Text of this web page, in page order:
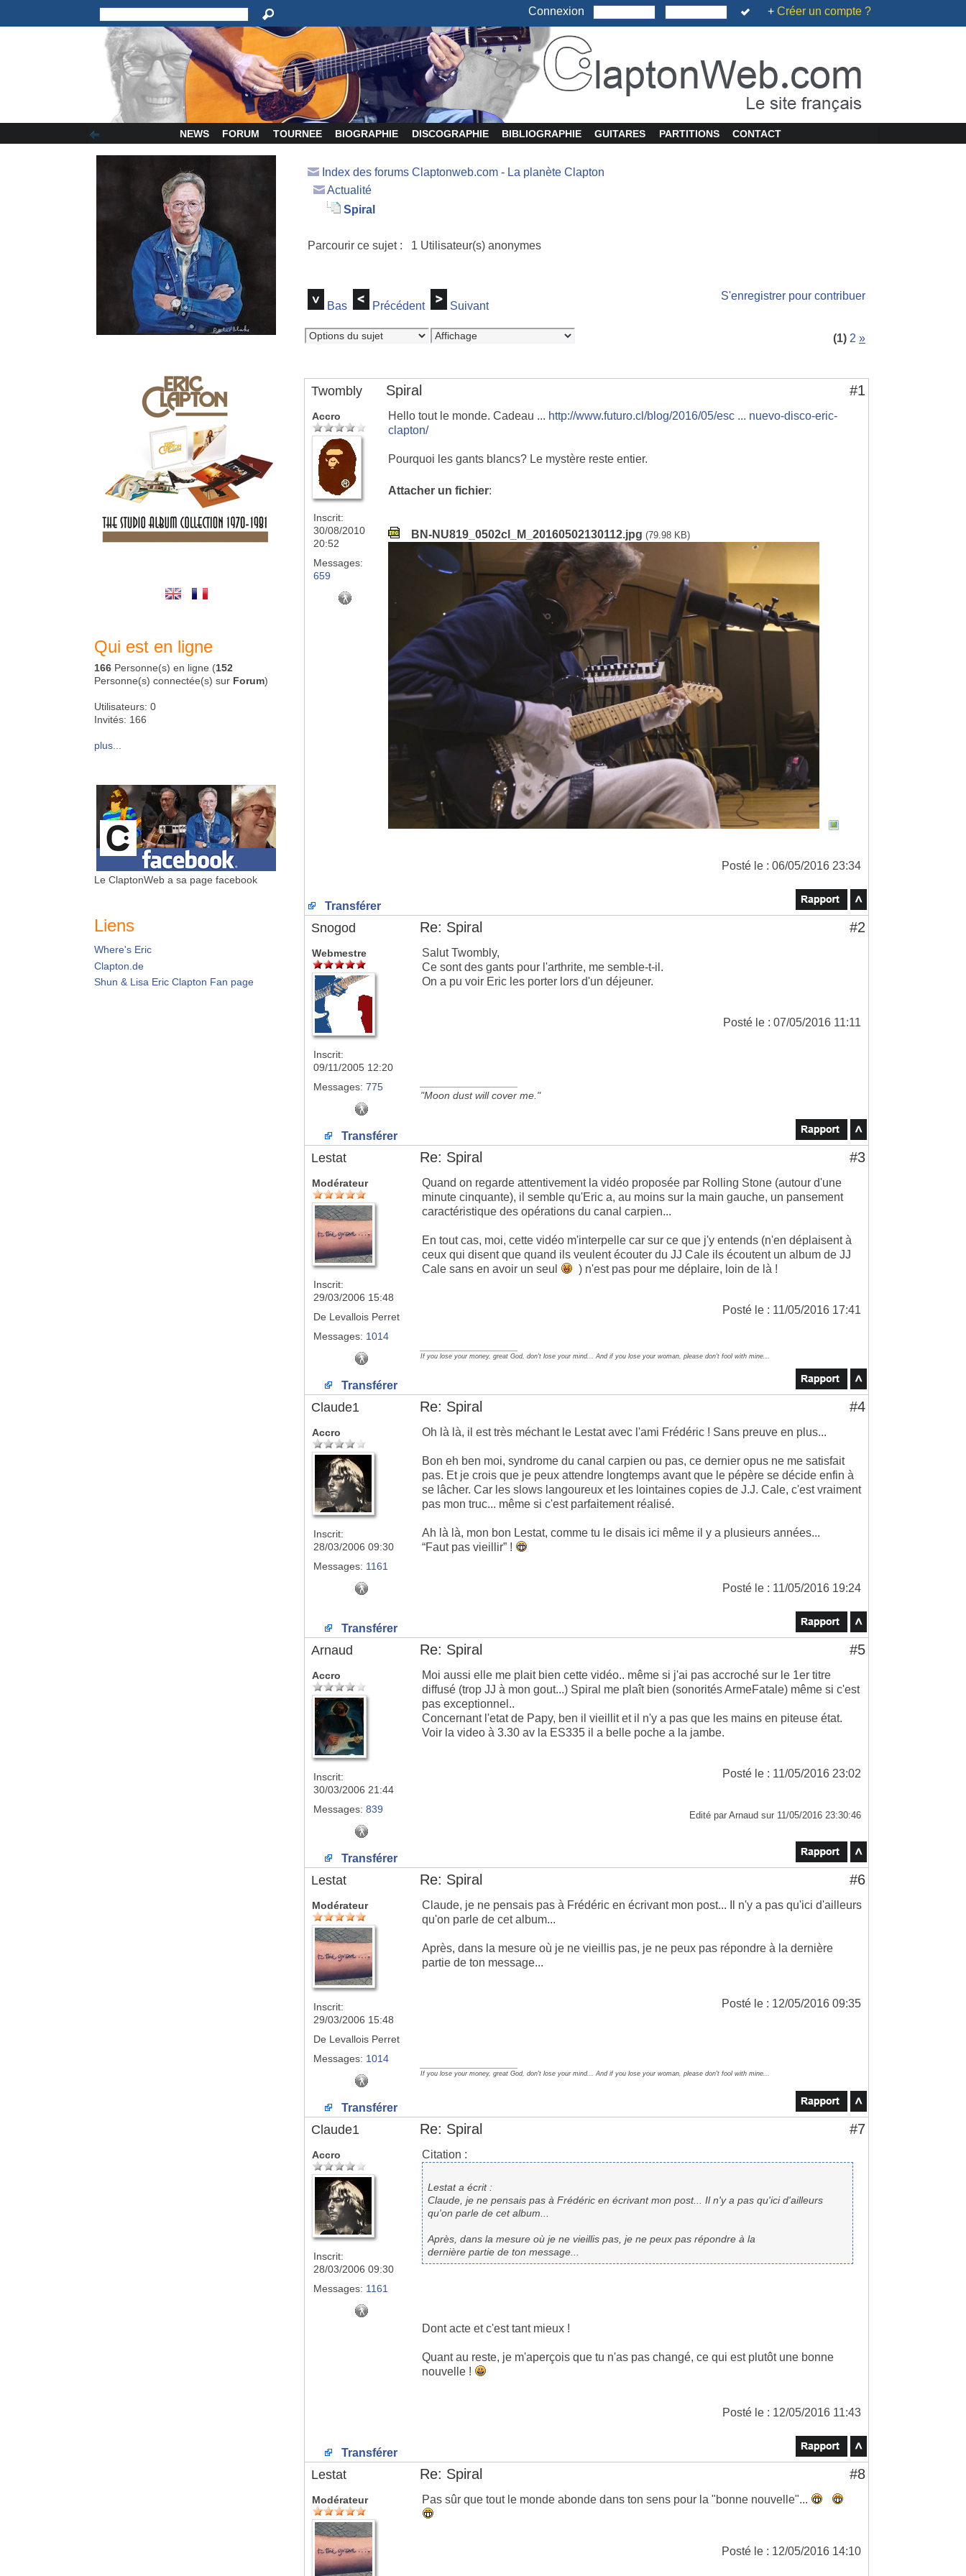
Connexion + Créer un compte ?
NEWS FORUM TOURNEE BIOGRAPHIE DISCOGRAPHIE BIBLIOGRAPHIE GUITARES PARTITIONS CONTACT
Qui est en ligne
166 Personne(s) en ligne (152
Personne(s) connectée(s) sur Forum)
Utilisateurs: 0
Invités: 166
plus...
Le ClaptonWeb a sa page facebook
Liens
Where's Eric
Clapton.de
Shun & Lisa Eric Clapton Fan page
Index des forums Claptonweb.com - La planète Clapton
Actualité
Spiral
Parcourir ce sujet : 1 Utilisateur(s) anonymes
Bas Précédent Suivant
S'enregistrer pour contribuer
(1) 2 »
Twombly Spiral #1
Accro
Inscrit:
30/08/2010
20:52
Messages:
659
Hello tout le monde. Cadeau ... http://www.futuro.cl/blog/2016/05/esc ... nuevo-disco-eric-
clapton/
Pourquoi les gants blancs? Le mystère reste entier.
Attacher un fichier:
BN-NU819_0502cl_M_20160502130112.jpg (79.98 KB)
Posté le : 06/05/2016 23:34
Transférer
Snogod Re: Spiral #2
Webmestre
Inscrit:
09/11/2005 12:20
Messages: 775
Salut Twombly,
Ce sont des gants pour l'arthrite, me semble-t-il.
On a pu voir Eric les porter lors d'un déjeuner.
Posté le : 07/05/2016 11:11
"Moon dust will cover me."
Transférer
Lestat Re: Spiral #3
Modérateur
Inscrit:
29/03/2006 15:48
De Levallois Perret
Messages: 1014
Quand on regarde attentivement la vidéo proposée par Rolling Stone (autour d'une
minute cinquante), il semble qu'Eric a, au moins sur la main gauche, un pansement
caractéristique des opérations du canal carpien...
En tout cas, moi, cette vidéo m'interpelle car sur ce que j'y entends (n'en déplaisent à
ceux qui disent que quand ils veulent écouter du JJ Cale ils écoutent un album de JJ
Cale sans en avoir un seul
) n'est pas pour me déplaire, loin de là !
Posté le : 11/05/2016 17:41
If you lose your money, great God, don't lose your mind... And if you lose your woman, please don't fool with mine...
Transférer
Claude1 Re: Spiral #4
Accro
Inscrit:
28/03/2006 09:30
Messages: 1161
Oh là là, il est très méchant le Lestat avec l'ami Frédéric ! Sans preuve en plus...
Bon eh ben moi, syndrome du canal carpien ou pas, ce dernier opus ne me satisfait
pas. Et je crois que je peux attendre longtemps avant que le pépère se décide enfin à
se lâcher. Car les slows langoureux et les lointaines copies de J.J. Cale, c'est vraiment
pas mon truc... même si c'est parfaitement réalisé.
Ah là là, mon bon Lestat, comme tu le disais ici même il y a plusieurs années...
“Faut pas vieillir” !
Posté le : 11/05/2016 19:24
Transférer
Arnaud Re: Spiral #5
Accro
Inscrit:
30/03/2006 21:44
Messages: 839
Moi aussi elle me plait bien cette vidéo.. même si j'ai pas accroché sur le 1er titre
diffusé (trop JJ à mon gout...) Spiral me plaît bien (sonorités ArmeFatale) même si c'est
pas exceptionnel..
Concernant l'etat de Papy, ben il vieillit et il n'y a pas que les mains en piteuse état.
Voir la video à 3.30 av la ES335 il a belle poche a la jambe.
Posté le : 11/05/2016 23:02
Edité par Arnaud sur 11/05/2016 23:30:46
Transférer
Lestat Re: Spiral #6
Modérateur
Inscrit:
29/03/2006 15:48
De Levallois Perret
Messages: 1014
Claude, je ne pensais pas à Frédéric en écrivant mon post... Il n'y a pas qu'ici d'ailleurs
qu'on parle de cet album...
Après, dans la mesure où je ne vieillis pas, je ne peux pas répondre à la dernière
partie de ton message...
Posté le : 12/05/2016 09:35
If you lose your money, great God, don't lose your mind... And if you lose your woman, please don't fool with mine...
Transférer
Claude1 Re: Spiral #7
Accro
Inscrit:
28/03/2006 09:30
Messages: 1161
Citation :
Lestat a écrit :
Claude, je ne pensais pas à Frédéric en écrivant mon post... Il n'y a pas qu'ici d'ailleurs
qu'on parle de cet album...
Après, dans la mesure où je ne vieillis pas, je ne peux pas répondre à la
dernière partie de ton message...
Dont acte et c'est tant mieux !
Quant au reste, je m'aperçois que tu n'as pas changé, ce qui est plutôt une bonne
nouvelle !
Posté le : 12/05/2016 11:43
Transférer
Lestat Re: Spiral #8
Modérateur Pas sûr que tout le monde abonde dans ton sens pour la "bonne nouvelle"...
Posté le : 12/05/2016 14:10